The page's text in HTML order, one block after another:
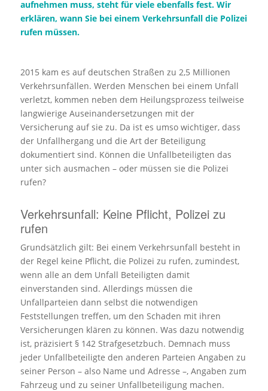
aufnehmen muss, steht für viele ebenfalls fest. Wir
erklären, wann Sie bei einem Verkehrsunfall die Polizei
rufen müssen.
2015 kam es auf deutschen Straßen zu 2,5 Millionen
Verkehrsunfällen. Werden Menschen bei einem Unfall
verletzt, kommen neben dem Heilungsprozess teilweise
langwierige Auseinandersetzungen mit der
Versicherung auf sie zu. Da ist es umso wichtiger, dass
der Unfallhergang und die Art der Beteiligung
dokumentiert sind. Können die Unfallbeteiligten das
unter sich ausmachen – oder müssen sie die Polizei
rufen?
Verkehrsunfall: Keine Pflicht, Polizei zu
rufen
Grundsätzlich gilt: Bei einem Verkehrsunfall besteht in
der Regel keine Pflicht, die Polizei zu rufen, zumindest,
wenn alle an dem Unfall Beteiligten damit
einverstanden sind. Allerdings müssen die
Unfallparteien dann selbst die notwendigen
Feststellungen treffen, um den Schaden mit ihren
Versicherungen klären zu können. Was dazu notwendig
ist, präzisiert § 142 Strafgesetzbuch. Demnach muss
jeder Unfallbeteiligte den anderen Parteien Angaben zu
seiner Person – also Name und Adresse –, Angaben zum
Fahrzeug und zu seiner Unfallbeteiligung machen.